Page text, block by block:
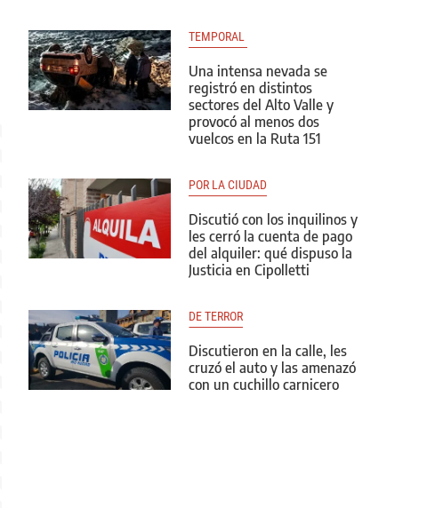
TEMPORAL
Una intensa nevada se
registró en distintos
sectores del Alto Valle y
provocó al menos dos
vuelcos en la Ruta 151
POR LA CIUDAD
Discutió con los inquilinos y
les cerró la cuenta de pago
del alquiler: qué dispuso la
Justicia en Cipolletti
DE TERROR
Discutieron en la calle, les
cruzó el auto y las amenazó
con un cuchillo carnicero